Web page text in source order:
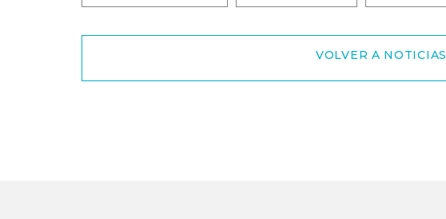
VOLVER A NOTICIAS